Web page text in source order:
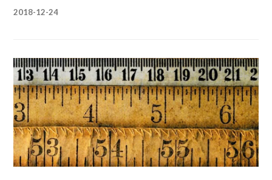
2018-12-24